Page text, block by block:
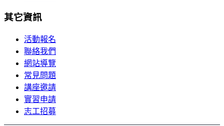
其它資訊
活動報名
聯絡我們
網站導覽
常見問題
講座邀請
實習申請
志工招募